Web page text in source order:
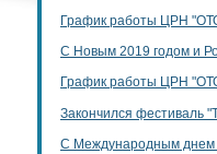
График работы ЦРН
С Новым 2019 годом и
График работы ЦРН
Закончился фестиваль
С Международным днем